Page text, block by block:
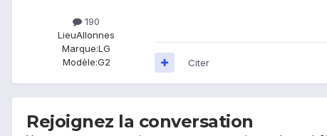
190
LieuAllonnes
Marque:LG
Modèle:G2 Citer
Rejoignez la conversation